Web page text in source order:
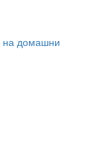
на домашни